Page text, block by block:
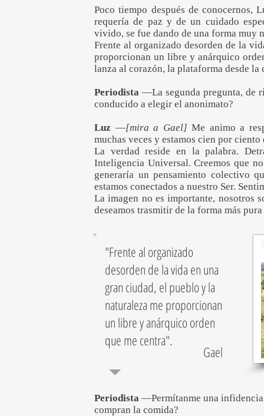
Poco tiempo después de conocernos,
requería de paz y de un cuidado
vivido, se fue dando de una forma muy
Frente al organizado desorden de la
proporcionan un libre y anárquico
lanza al corazón, la plataforma desde la
Periodista—La segunda pregunta, de
conducido a elegir el anonimato?
Luz —[mira a Gael] Me animo a
muchas veces y estamos cien por ciento
La verdad reside en la palabra.
Inteligencia Universal. Creemos que
generaría un pensamiento colectivo
estamos conectados a nuestro Ser.
La imagen no es importante, nosotros
deseamos trasmitir de la forma más
Gael
"Frente al organizado
desorden de la vida en una
gran ciudad, el pueblo y la
naturaleza me proporcionan
un libre y anárquico orden
que me centra".
Periodista —Permítanme una
compran la comida?